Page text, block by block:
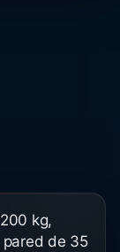
kg,
de 35